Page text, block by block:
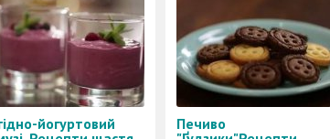
йогуртовий
Печиво